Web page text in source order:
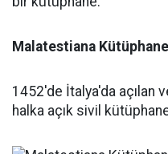
Malatestiana
1452'de İtalya'da açılan
halka açık sivil